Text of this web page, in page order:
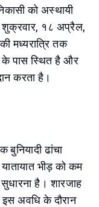
को अस्थायी
१८ अप्रैल,
मध्यरात्रि तक
के पास स्थित है और
करता है।
ढांचा
भीड़ को कम
है। शारजाह
अवधि के दौरान